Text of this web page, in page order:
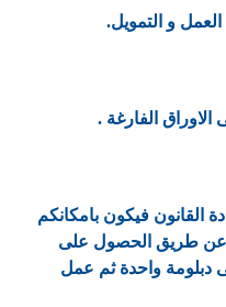
القانون فيكون بامكانكم
عن طريق الحصول على
دبلومة واحدة ثم عمل